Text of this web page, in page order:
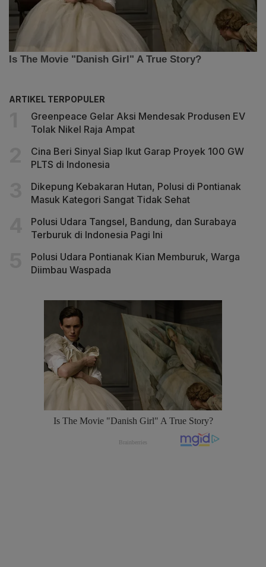
ARTIKEL TERPOPULER
Greenpeace Gelar Aksi Mendesak Produsen EV
Tolak Nikel Raja Ampat
Cina Beri Sinyal Siap Ikut Garap Proyek 100 GW
PLTS di Indonesia
Dikepung Kebakaran Hutan, Polusi di Pontianak
Masuk Kategori Sangat Tidak Sehat
Polusi Udara Tangsel, Bandung, dan Surabaya
Terburuk di Indonesia Pagi Ini
Polusi Udara Pontianak Kian Memburuk, Warga
Diimbau Waspada